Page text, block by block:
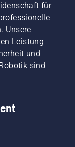
für
Unsere
Leistung
und
sind